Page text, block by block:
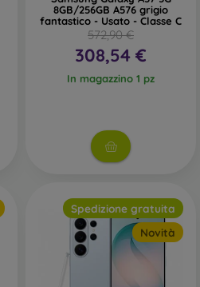
8GB/256GB A576 grigio
fantastico - Usato - Classe C
572,90 €
308,54 €
In magazzino 1 pz
Spedizione gratuita
Novità